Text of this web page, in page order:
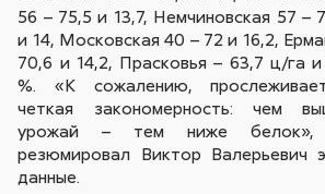
56 – 75,5 и 13,7, Немчиновская 57 –
и 14, Московская 40 – 72 и 16,2,
70,6 и 14,2, Прасковья – 63,7 ц/га и
%. «К сожалению,
четкая закономерность: чем
урожай – тем ниже
резюмировал Виктор Валерьевич
данные.